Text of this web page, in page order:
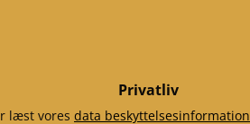
Privatliv
læst vores data beskyttelsesinformation